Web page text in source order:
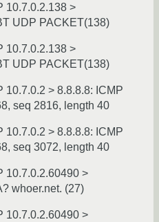
10.7.0.2.138 >
UDP PACKET(138)
10.7.0.2.138 >
UDP PACKET(138)
10.7.0.2 > 8.8.8.8: ICMP
seq 2816, length 40
10.7.0.2 > 8.8.8.8: ICMP
seq 3072, length 40
10.7.0.2.60490 >
whoer.net. (27)
10.7.0.2.60490 >